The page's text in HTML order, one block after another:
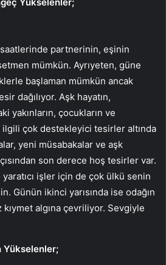
Yükselenler;
partnerinin, eşinin
mümkün. Ayrıyeten, güne
başlaman mümkün ancak
dağılıyor. Aşk hayatın,
yakınların, çocukların ve
ilgili çok destekleyici tesirler altında
yeni müsabakalar ve aşk
son derece hoş tesirler var.
işler için de çok ülkü senin
Günün ikinci yarısında ise odağın
algına çevriliyor. Sevgiyle
Yükselenler;